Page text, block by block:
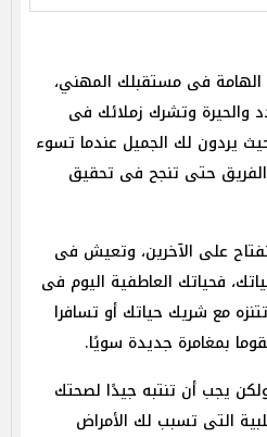
الهامة فى مستقبلك المهني،
والحيرة وتشرك زملائك فى
يردون لك الجميل عندما تسوء
الفريق حتى تنجح فى تحقيق
على الآخرين، وتعيش فى
فحياتك العاطفية اليوم فى
مع شريك حياتك أو تسافرا
بمغامرة جديدة سويًا.
يجب أن تنتبه جيدًا لصحتك
التى تسبب لك الأمراض